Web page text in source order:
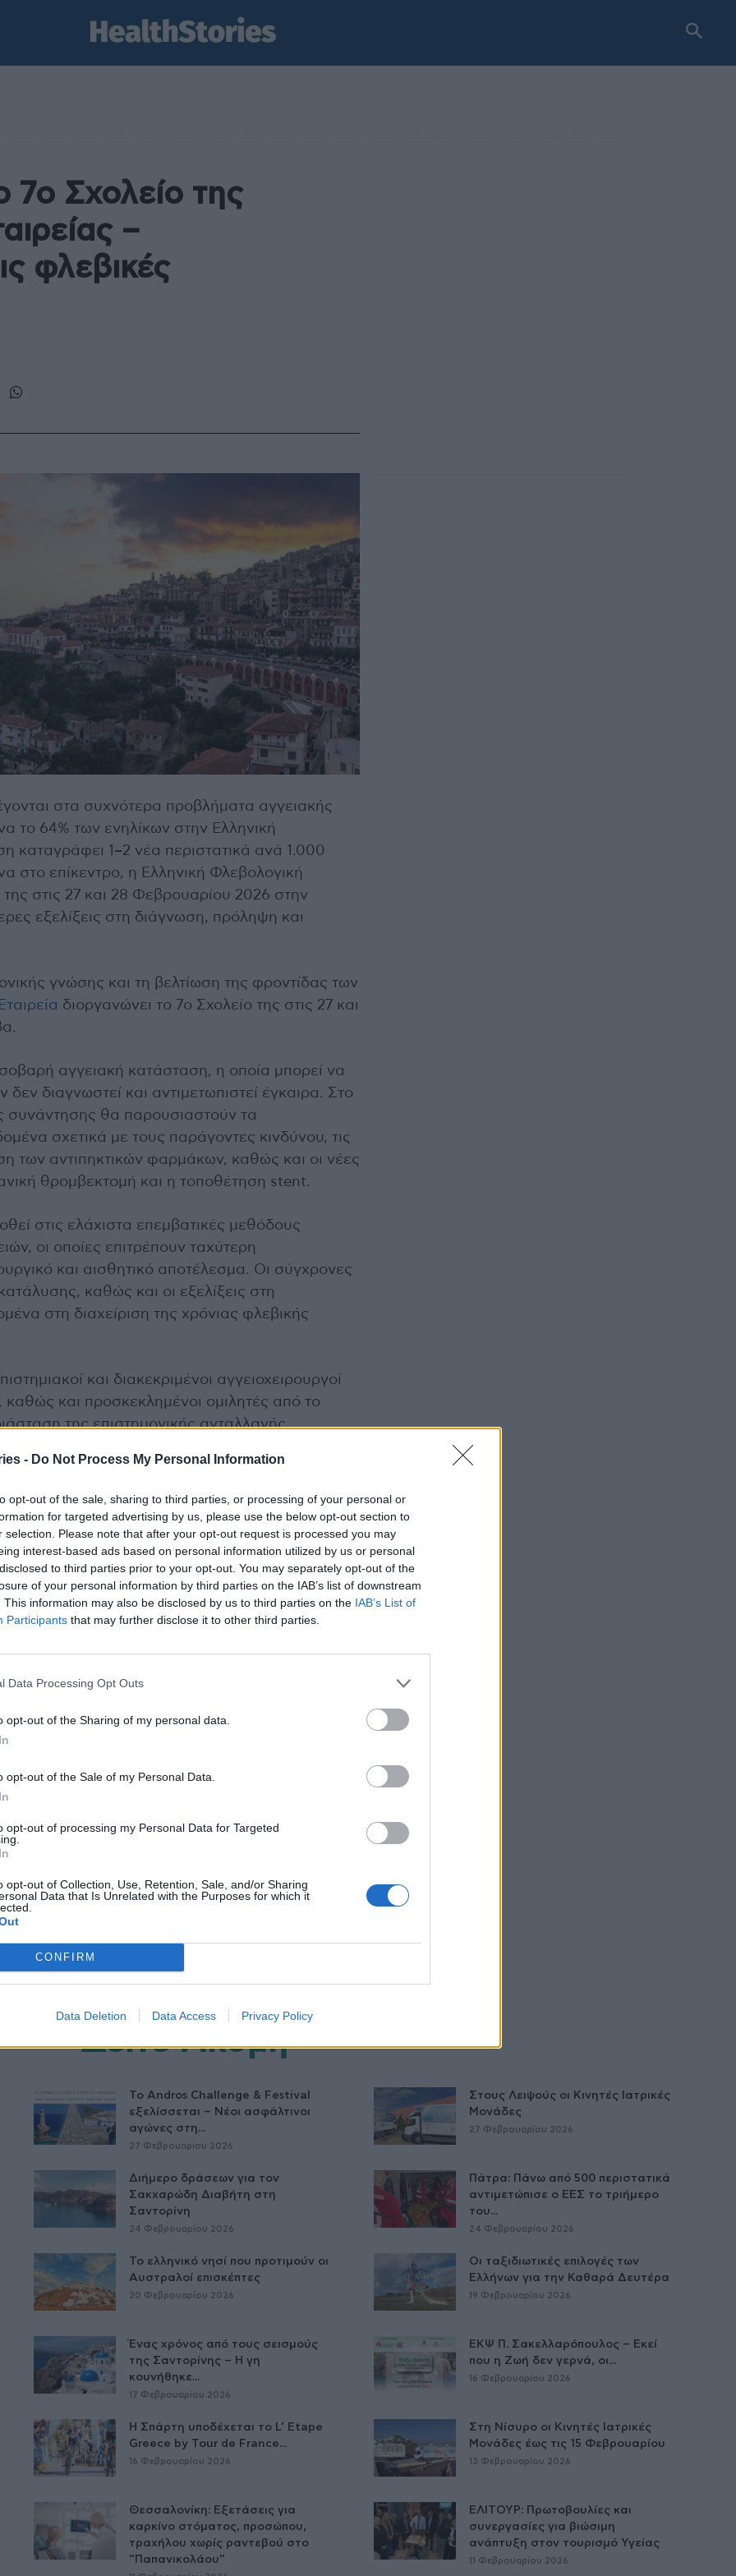
- Do Not Process My Personal Information
opt-out of the sale, sharing to third parties, or processing of your personal or
for targeted advertising by us, please use the below opt-out section to
selection. Please note that after your opt-out request is processed you may
interest-based ads based on personal information utilized by us or personal
to third parties prior to your opt-out. You may separately opt-out of the
of your personal information by third parties on the IAB’s list of downstream
This information may also be disclosed by us to third parties on the IAB’s List of
Participants that may further disclose it to other third parties.
Data Processing Opt Outs
opt-out of the Sharing of my personal data.
opt-out of the Sale of my Personal Data.
opt-out of processing my Personal Data for Targeted
opt-out of Collection, Use, Retention, Sale, and/or Sharing
Data that Is Unrelated with the Purposes for which it
CONFIRM
Data Deletion Data Access Privacy Policy
Σχολείο της
–
φλεβικές
στα συχνότερα προβλήματα αγγειακής
το 64% των ενηλίκων στην Ελληνική
καταγράφει 1–2 νέα περιστατικά ανά 1.000
στο επίκεντρο, η Ελληνική Φλεβολογική
της στις 27 και 28 Φεβρουαρίου 2026 στην
εξελίξεις στη διάγνωση, πρόληψη και
γνώσης και τη βελτίωση της φροντίδας των
διοργανώνει το 7ο Σχολείο της στις 27 και
αγγειακή κατάσταση, η οποία μπορεί να
διαγνωστεί και αντιμετωπιστεί έγκαιρα. Στο
συνάντησης θα παρουσιαστούν τα
σχετικά με τους παράγοντες κινδύνου, τις
των αντιπηκτικών φαρμάκων, καθώς και οι νέες
θρομβεκτομή και η τοποθέτηση stent.
στις ελάχιστα επεμβατικές μεθόδους
οι οποίες επιτρέπουν ταχύτερη
και αισθητικό αποτέλεσμα. Οι σύγχρονες
καθώς και οι εξελίξεις στη
στη διαχείριση της χρόνιας φλεβικής
και διακεκριμένοι αγγειοχειρουργοί
και προσκεκλημένοι ομιλητές από το
της επιστημονικής ανταλλαγής.
ιδιαίτερα άτομα με καθιστική ζωή, παχυσαρκία,
γεγονός που καθιστά την ενημέρωση
υγεία. Το 7ο Σχολείο της Ελληνικής
συμβάλει ουσιαστικά στη βελτίωση της
ασφάλεια και την ποιότητα ζωής των ασθενών.
οι ασθενείς
της κυβέρνησης Τραμπ αντιδρώντας στη μείωση
Αράχωβα φλεβικές παθήσεις
Δείτε Ακόμη
Το Andros Challenge & Festival
εξελίσσεται – Νέοι ασφάλτινοι
αγώνες στη...
27 Φεβρουαρίου 2026
Στους Λειψούς οι Κινητές Ιατρικές
Μονάδες
27 Φεβρουαρίου 2026
Διήμερο δράσεων για τον
Σακχαρώδη Διαβήτη στη
Σαντορίνη
24 Φεβρουαρίου 2026
Πάτρα: Πάνω από 500 περιστατικά
αντιμετώπισε ο ΕΕΣ το τριήμερο
του...
24 Φεβρουαρίου 2026
Το ελληνικό νησί που προτιμούν οι
Αυστραλοί επισκέπτες
20 Φεβρουαρίου 2026
Οι ταξιδιωτικές επιλογές των
Ελλήνων για την Καθαρά Δευτέρα
19 Φεβρουαρίου 2026
Ένας χρόνος από τους σεισμούς
της Σαντορίνης – Η γη
κουνήθηκε...
17 Φεβρουαρίου 2026
ΕΚΨ Π. Σακελλαρόπουλος – Εκεί
που η Ζωή δεν γερνά, οι...
16 Φεβρουαρίου 2026
Η Σπάρτη υποδέχεται το L’ Etape
Greece by Tour de France...
16 Φεβρουαρίου 2026
Στη Νίσυρο οι Κινητές Ιατρικές
Μονάδες έως τις 15 Φεβρουαρίου
13 Φεβρουαρίου 2026
Θεσσαλονίκη: Εξετάσεις για
καρκίνο στόματος, προσώπου,
τραχήλου χωρίς ραντεβού στο
“Παπανικολάου”
ΕΛΙΤΟΥΡ: Πρωτοβουλίες και
συνεργασίες για βιώσιμη
ανάπτυξη στον τουρισμό Υγείας
11 Φεβρουαρίου 2026